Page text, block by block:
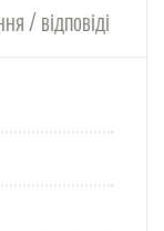
/ відповіді